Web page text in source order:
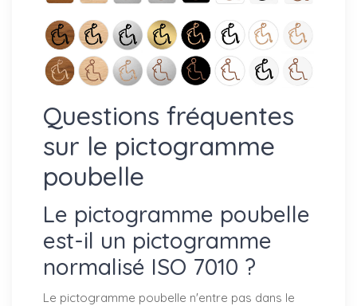
Questions fréquentes
sur le pictogramme
poubelle
Le pictogramme poubelle
est-il un pictogramme
normalisé ISO 7010 ?
Le pictogramme poubelle n'entre pas dans le